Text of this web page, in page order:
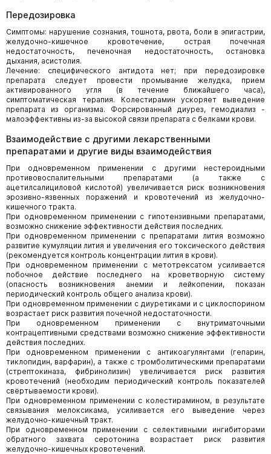
Передозировка
Симптомы: нарушение сознания, тошнота, рвота, боли в эпигастрии,
желудочно-кишечное кровотечение, острая почечная
недостаточность, печеночная недостаточность, остановка
дыхания, асистолия.
Лечение: специфического антидота нет; при передозировке
препарата следует провести промывание желудка, прием
активированного угля (в течение ближайшего часа),
симптоматическая терапия. Колестирамин ускоряет выведение
препарата из организма. Форсированный диурез, гемодиализ -
малоэффективны из-за высокой связи препарата с белками крови.
Взаимодействие с другими лекарственными
препаратами и другие виды взаимодействия
При одновременном применении с другими нестероидными
противовоспалительными препаратами (а также с
ацетилсалициловой кислотой) увеличивается риск возникновения
эрозивно-язвенных поражений и кровотечений из желудочно-
кишечного тракта.
При одновременном применении с гипотензивными препаратами,
возможно снижение эффективности действия последних.
При одновременном применении с препаратами лития возможно
развитие кумуляции лития и увеличения его токсического действия
(рекомендуется контроль концентрации лития в крови).
При одновременном применении с метотрексатом усиливается
побочное действие последнего на кроветворную систему
(опасность возникновения анемии и лейкопении, показан
периодический контроль общего анализа крови).
При одновременном применении с диуретиками и с циклоспорином
возрастает риск развития почечной недостаточности.
При одновременном применении с внутриматочными
контрацептивными средствами возможно снижение эффективности
действия последних.
При одновременном применении с антикоагулянтами (гепарин,
тиклопидин, варфарин), а также с тромболитическими препаратами
(стрептокиназа, фибринолизин) увеличивается риск развития
кровотечений (необходим периодический контроль показателей
свёртываемости крови).
При одновременном применении с колестирамином, в результате
связывания мелоксикама, усиливается его выведение через
желудочно-кишечный тракт.
При одновременном применении с селективными ингибиторами
обратного захвата серотонина возрастает риск развития
желудочно-кишечных кровотечений.